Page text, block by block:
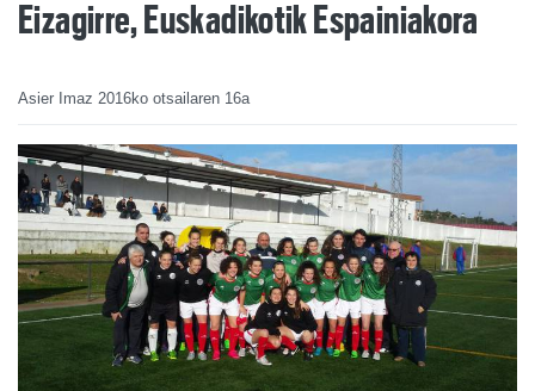
Eizagirre, Euskadikotik Espainiakora
Asier Imaz 2016ko otsailaren 16a